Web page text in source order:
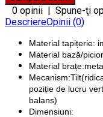
0 opinii | Spune-ţi
DescriereOpinii (0)
Material tapițerie:
Material bază/
Material
poziție de lucru
balans)
Dimensiuni: